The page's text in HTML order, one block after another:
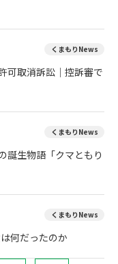
くまもりNews
可取消訴訟｜控訴審で
くまもりNews
誕生物語「クマともり
くまもりNews
何だったのか